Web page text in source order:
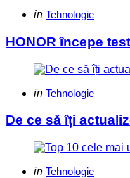
Categories
Posted
in Tehnologie
HONOR începe
Categories
Posted
in Tehnologie
De ce să îți
Categories
Posted
in Tehnologie